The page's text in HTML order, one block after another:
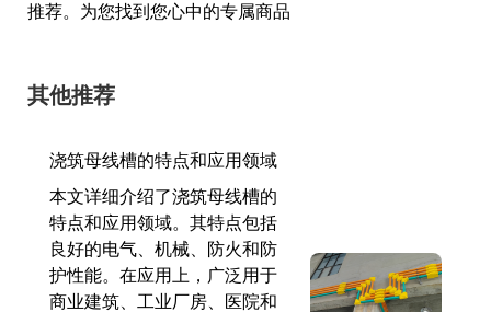
推荐。为您找到您心中的专属商品
其他推荐
浇筑母线槽的特点和应用领域
本文详细介绍了浇筑母线槽的
特点和应用领域。其特点包括
良好的电气、机械、防火和防
护性能。在应用上，广泛用于
商业建筑、工业厂房、医院和